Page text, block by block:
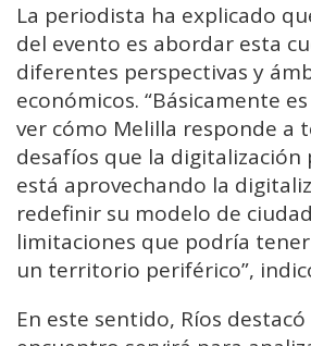
La periodista ha explicado
del evento es abordar esta
diferentes perspectivas y
económicos. “Básicamente
ver cómo Melilla responde a
desafíos que la digitalización
está aprovechando la
redefinir su modelo de
limitaciones que podría
un territorio periférico”,
En este sentido, Ríos